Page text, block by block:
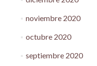
noviembre 2020
octubre 2020
septiembre 2020